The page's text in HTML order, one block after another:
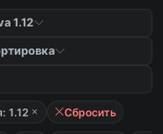
1.12
1.12 Сбросить